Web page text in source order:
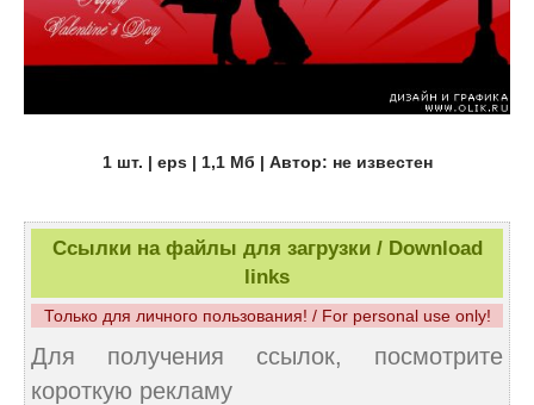
1 шт. | eps | 1,1 Мб | Автор: не известен
Ссылки на файлы для загрузки / Download
links
Только для личного пользования! / For personal use only!
Для получения ссылок, посмотрите
короткую рекламу